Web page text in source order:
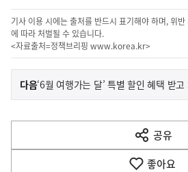
기사 이용 시에는 출처를 반드시 표기해야 하며, 위반
에 따라 처벌될 수 있습니다.
<자료출처=정책브리핑 www.korea.kr>
이
전
다
음
다음기
‘6월 여행가는 달’ 특별 할인 혜택 받
공유
열
기
좋아요